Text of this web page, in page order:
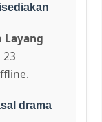
Layang
23
drama